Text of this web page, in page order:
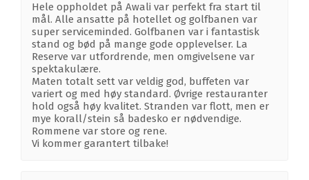
Hele oppholdet på Awali var perfekt fra start til
mål. Alle ansatte på hotellet og golfbanen var
super serviceminded. Golfbanen var i fantastisk
stand og bød på mange gode opplevelser. La
Reserve var utfordrende, men omgivelsene var
spektakulære.
Maten totalt sett var veldig god, buffeten var
variert og med høy standard. Øvrige restauranter
hold også høy kvalitet. Stranden var flott, men er
mye korall/stein så badesko er nødvendige.
Rommene var store og rene.
Vi kommer garantert tilbake!